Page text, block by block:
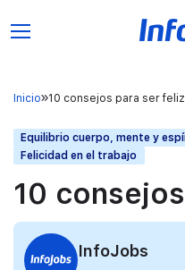
Inicio 10 consejos para ser feliz
Equilibrio cuerpo, mente y
Felicidad en el trabajo
10
InfoJobs